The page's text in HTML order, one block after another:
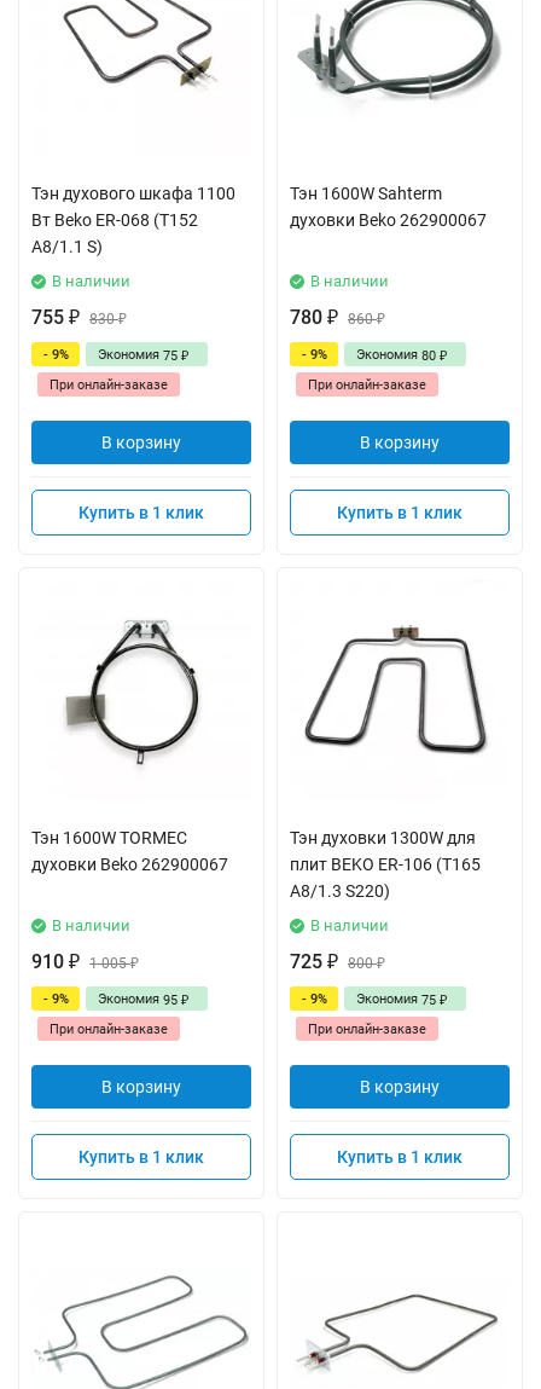
Тэн духового шкафа 1100
Вт Beko ER-068 (T152
A8/1.1 S)
В наличии
755 ₽ 830₽
- 9% Экономия 75 ₽
При онлайн-заказе
В корзину
Купить в 1 клик
Тэн 1600W Sahterm
духовки Beko 262900067
В наличии
780 ₽ 860₽
- 9% Экономия 80 ₽
При онлайн-заказе
В корзину
Купить в 1 клик
Тэн 1600W TORMEC
духовки Beko 262900067
В наличии
910 ₽ 1 005₽
- 9% Экономия 95 ₽
При онлайн-заказе
В корзину
Купить в 1 клик
Тэн духовки 1300W для
плит BEKO ER-106 (T165
A8/1.3 S220)
В наличии
725 ₽ 800₽
- 9% Экономия 75 ₽
При онлайн-заказе
В корзину
Купить в 1 клик